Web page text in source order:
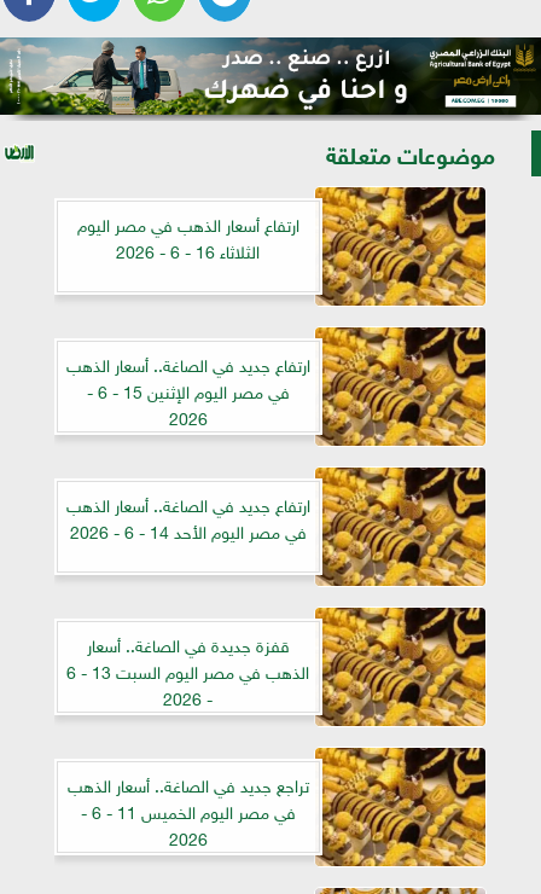
موضوعات متعلقة
ارتفاع أسعار الذهب في مصر اليوم
الثلاثاء 16 - 6 - 2026
ارتفاع جديد في الصاغة.. أسعار الذهب
في مصر اليوم الإثنين 15 - 6 -
2026
ارتفاع جديد في الصاغة.. أسعار الذهب
في مصر اليوم الأحد 14 - 6 - 2026
قفزة جديدة في الصاغة.. أسعار
الذهب في مصر اليوم السبت 13 - 6
- 2026
تراجع جديد في الصاغة.. أسعار الذهب
في مصر اليوم الخميس 11 - 6 -
2026